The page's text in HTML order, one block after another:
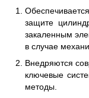
защите
закаленным
в случае
Внедряются
ключевые
методы.